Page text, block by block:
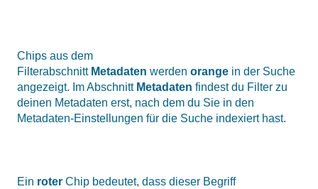
Chips aus dem
Filterabschnitt Metadaten werden orange in der Suche
angezeigt. Im Abschnitt Metadaten findest du Filter zu
deinen Metadaten erst, nach dem du Sie in den
Metadaten-Einstellungen für die Suche indexiert hast.
Ein roter Chip bedeutet, dass dieser Begriff